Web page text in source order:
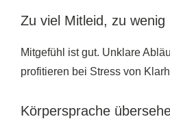
Zu viel Mitleid, zu wenig
Mitgefühl ist gut. Unklare
profitieren bei Stress von
Körpersprache